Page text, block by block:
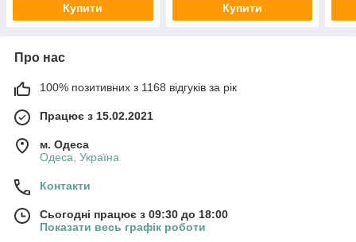
Купити Купити
Про нас
100% позитивних з 1168 відгуків за рік
Працює з 15.02.2021
м. Одеса
Одеса, Україна
Контакти
Сьогодні працює з 09:30 до 18:00
Показати весь графік роботи